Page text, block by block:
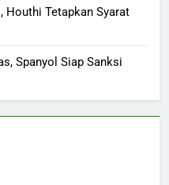
Houthi Tetapkan Syarat
Spanyol Siap Sanksi